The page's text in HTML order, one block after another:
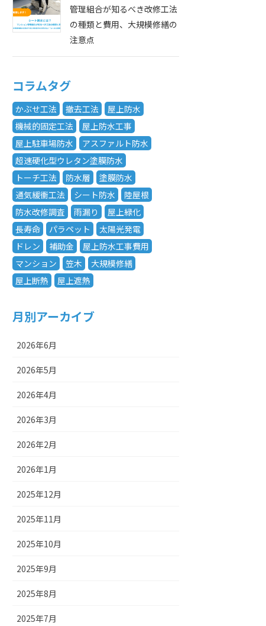
管理組合が知るべき改修工法
の種類と費用、大規模修繕の
注意点
コラムタグ
かぶせ工法 撤去工法
屋上防水
機械的固定工法
屋上防水工事
屋上駐車場防水
アスファルト防水
超速硬化型ウレタン塗膜防水
トーチ工法
防水層
塗膜防水
通気緩衝工法
シート防水
陸屋根
防水改修調査
雨漏り
屋上緑化
長寿命
パラペット
太陽光発電
ドレン
補助金
屋上防水工事費用
マンション
笠木
大規模修繕
屋上断熱
屋上遮熱
月別アーカイブ
2026年6月
2026年5月
2026年4月
2026年3月
2026年2月
2026年1月
2025年12月
2025年11月
2025年10月
2025年9月
2025年8月
2025年7月